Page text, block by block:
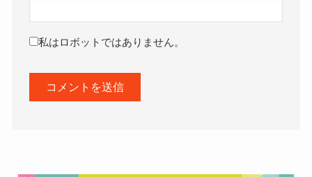
私はロボットではありません。